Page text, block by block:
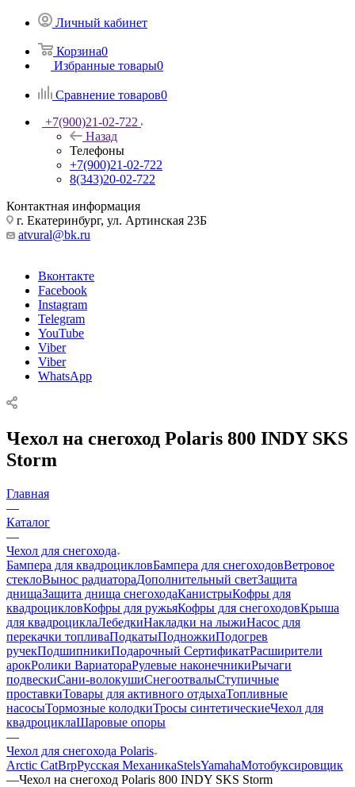
Личный кабинет
Корзина0
Избранные товары0
Сравнение товаров0
+7(900)21-02-722
Назад
Телефоны
+7(900)21-02-722
8(343)20-02-722
Контактная информация
г. Екатеринбург, ул. Артинская 23Б
atvural@bk.ru
Вконтакте
Facebook
Instagram
Telegram
YouTube
Viber
Viber
WhatsApp
Чехол на снегоход Polaris 800 INDY SKS
Storm
Главная
—
Каталог
—
Чехол для снегохода
Бампера для квадроцикловБампера для снегоходовВетровое
стеклоВынос радиатораДополнительный светЗащита
днищаЗащита днища снегоходаКанистрыКофры для
квадроцикловКофры для ружьяКофры для снегоходовКрыша
для квадроциклаЛебедкиНакладки на лыжиНасос для
перекачки топливаПодкатыПодножкиПодогрев
ручекПодшипникиПодарочный СертификатРасширители
арокРолики ВариатораРулевые наконечникиРычаги
подвескиСани-волокушиСнегоотвалыСтупичные
проставкиТовары для активного отдыхаТопливные
насосыТормозные колодкиТросы синтетическиеЧехол для
квадроциклаШаровые опоры
—
Чехол для снегохода Polaris
Arctic CatBrpРусская МеханикаStelsYamahaМотобуксировщик
—Чехол на снегоход Polaris 800 INDY SKS Storm